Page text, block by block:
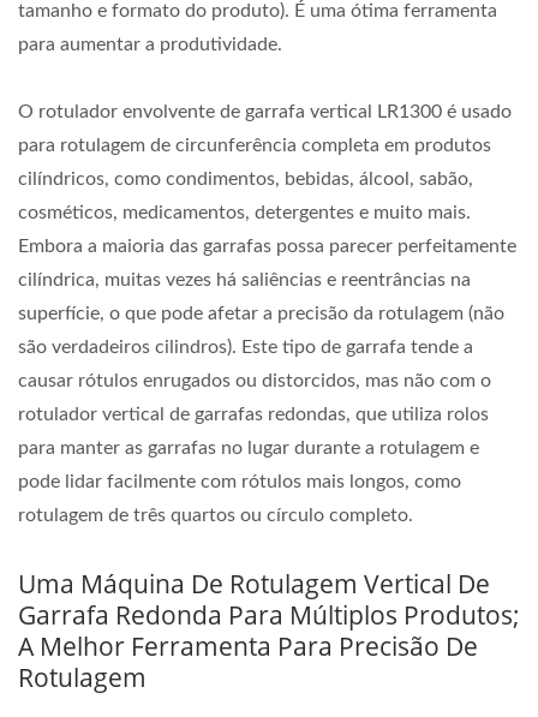
tamanho e formato do produto). É uma ótima ferramenta
para aumentar a produtividade.
O rotulador envolvente de garrafa vertical LR1300 é usado
para rotulagem de circunferência completa em produtos
cilíndricos, como condimentos, bebidas, álcool, sabão,
cosméticos, medicamentos, detergentes e muito mais.
Embora a maioria das garrafas possa parecer perfeitamente
cilíndrica, muitas vezes há saliências e reentrâncias na
superfície, o que pode afetar a precisão da rotulagem (não
são verdadeiros cilindros). Este tipo de garrafa tende a
causar rótulos enrugados ou distorcidos, mas não com o
rotulador vertical de garrafas redondas, que utiliza rolos
para manter as garrafas no lugar durante a rotulagem e
pode lidar facilmente com rótulos mais longos, como
rotulagem de três quartos ou círculo completo.
Uma Máquina De Rotulagem Vertical De
Garrafa Redonda Para Múltiplos Produtos;
A Melhor Ferramenta Para Precisão De
Rotulagem